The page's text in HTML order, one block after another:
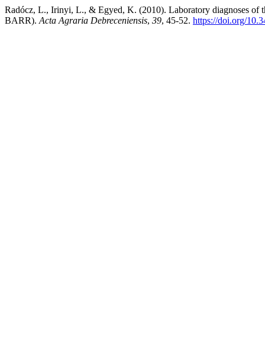
Radócz, L., Irinyi, L., & Egyed, K. (2010). Laboratory diagnoses of
BARR). Acta Agraria Debreceniensis, 39, 45-52. https://doi.org/